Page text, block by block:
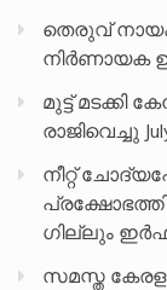
തെരുവ്
നിർണായക
മുട്ട് മടക്കി
രാജിവെച്ചു
നീറ്റ്
ഗില്ലും
സമസ്ത